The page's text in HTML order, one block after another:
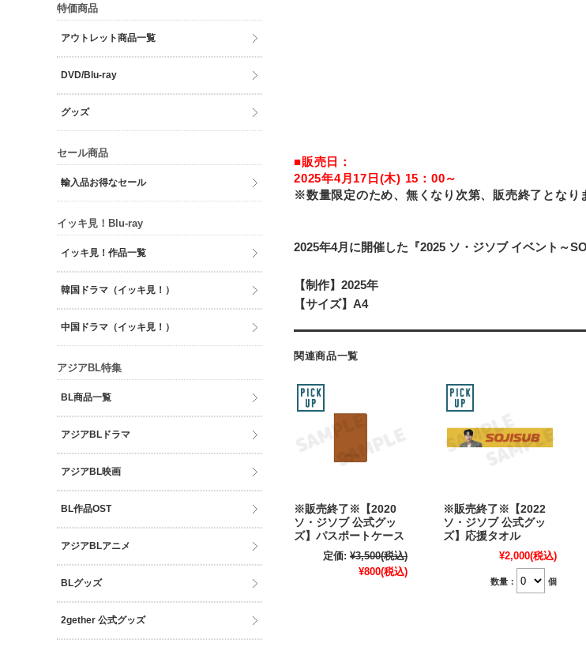
■販売日：
2025年4月17日(木) 15：00～
※数量限定のため、無くなり次第、販売終了となり
2025年4月に開催した『2025 ソ・ジソブ イベント～
【制作】2025年
【サイズ】A4
関連商品一覧
※販売終了※【2020
ソ・ジソブ 公式グッ
ズ】パスポートケース
定価: ¥3,500(税込)
¥800(税込)
※販売終了※【2022
ソ・ジソブ 公式グッ
ズ】応援タオル
¥2,000(税込)
数量： 個
特価商品
アウトレット商品一覧
DVD/Blu-ray
グッズ
セール商品
輸入品お得なセール
イッキ見！Blu-ray
イッキ見！作品一覧
韓国ドラマ（イッキ見！）
中国ドラマ（イッキ見！）
アジアBL特集
BL商品一覧
アジアBLドラマ
アジアBL映画
BL作品OST
アジアBLアニメ
BLグッズ
2gether 公式グッズ